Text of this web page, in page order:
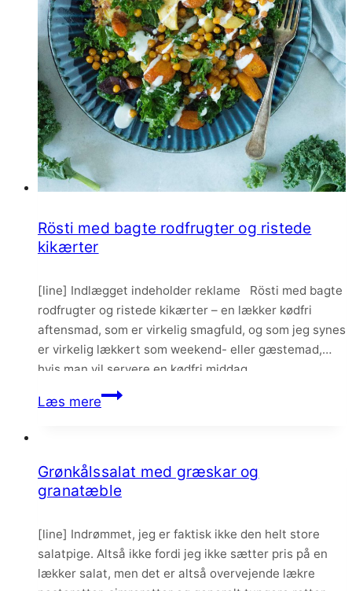
Rösti med bagte rodfrugter og ristede
kikærter
[line] Indlægget indeholder reklame Rösti med bagte
rodfrugter og ristede kikærter – en lækker kødfri
aftensmad, som er virkelig smagfuld, og som jeg synes
er virkelig lækkert som weekend- eller gæstemad,
hvis man vil servere en kødfri middag.
Læs mereRösti
og
kikærter
Grønkålssalat med græskar og
granatæble
[line] Indrømmet, jeg er faktisk ikke den helt store
salatpige. Altså ikke fordi jeg ikke sætter pris på en
lækker salat, men det er altså overvejende lækre